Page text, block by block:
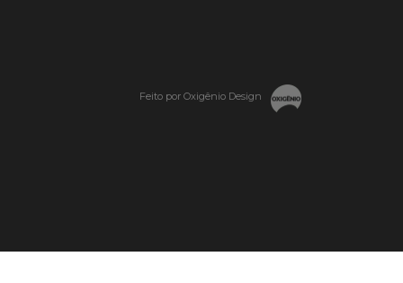
Feito por Oxigênio Design